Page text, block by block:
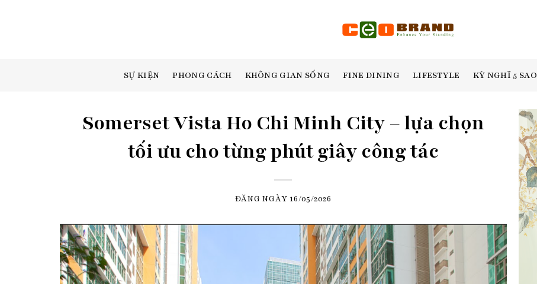
SỰ KIỆN PHONG CÁCH KHÔNG GIAN SỐNG FINE DINING LIFESTYLE KỲ NGHĨ 5 SAO
Somerset Vista Ho Chi Minh City – lựa chọn
tối ưu cho từng phút giây công tác
ĐĂNG NGÀY 16/05/2026